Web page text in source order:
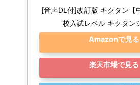
[音声DL付]改訂版 キクタン【
校入試レベル キクタン
Amazonで見る
楽天市場で見る